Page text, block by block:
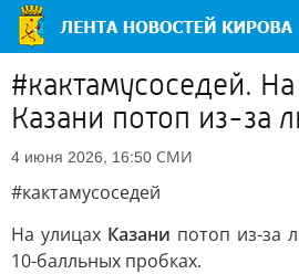
#кактамусоседей.
Казани потоп из-за
4 июня 2026, 16:50 СМИ
#кактамусоседей
На улицах Казани потоп из-за
10-балльных пробках.